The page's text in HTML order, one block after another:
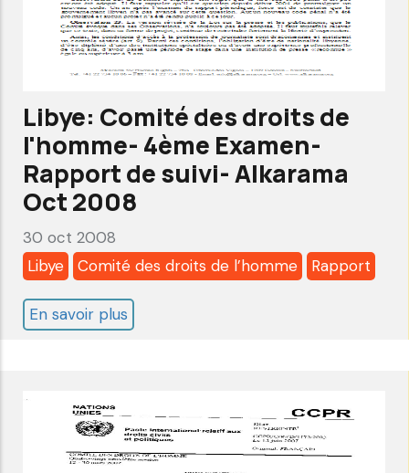
Liste
des
questions
Alkarama
aoû
2010
Libye: Comité des droits de
l'homme- 4ème Examen-
Rapport de suivi- Alkarama
Oct 2008
30 oct 2008
Libye
Comité des droits de l’homme Rapport
En savoir plus
droits
de